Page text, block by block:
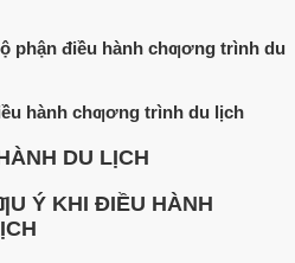
phận điều hành chƣơng trình du
hành chƣơng trình du lịch
DU LỊCH
Ý KHI ĐIỀU HÀNH